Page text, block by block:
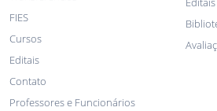
FIES
Cursos
Editais
Contato
Professores e Funcionários